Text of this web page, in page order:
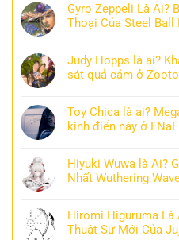
Gyro Zeppeli Là Ai?
Thoại Của Steel Ball
Judy Hopps là ai?
sát quả cảm ở
Toy Chica là ai?
kinh điển này ở
Hiyuki Wuwa là Ai?
Nhất Wuthering
Hiromi Higuruma Là
Thuật Sư Mới Của